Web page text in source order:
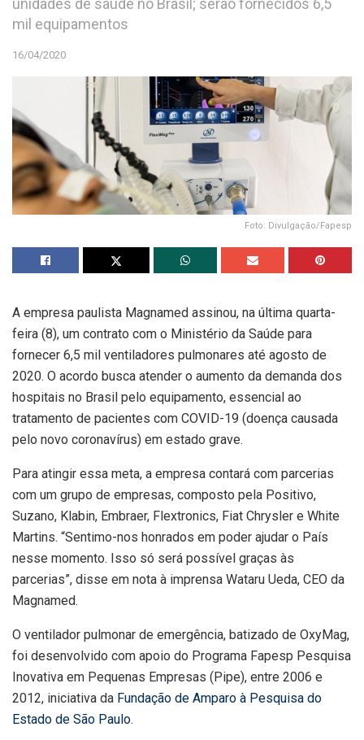
unidades de saúde no Brasil; serão fornecidos 6,5
mil equipamentos
16/04/2020
Foto: Divulgação/Fapesp
A empresa paulista Magnamed assinou, na última quarta-
feira (8), um contrato com o Ministério da Saúde para
fornecer 6,5 mil ventiladores pulmonares até agosto de
2020. O acordo busca atender o aumento da demanda dos
hospitais no Brasil pelo equipamento, essencial ao
tratamento de pacientes com COVID-19 (doença causada
pelo novo coronavírus) em estado grave.
Para atingir essa meta, a empresa contará com parcerias
com um grupo de empresas, composto pela Positivo,
Suzano, Klabin, Embraer, Flextronics, Fiat Chrysler e White
Martins. “Sentimo-nos honrados em poder ajudar o País
nesse momento. Isso só será possível graças às
parcerias”, disse em nota à imprensa Wataru Ueda, CEO da
Magnamed.
O ventilador pulmonar de emergência, batizado de OxyMag,
foi desenvolvido com apoio do Programa Fapesp Pesquisa
Inovativa em Pequenas Empresas (Pipe), entre 2006 e
2012, iniciativa da Fundação de Amparo à Pesquisa do
Estado de São Paulo.